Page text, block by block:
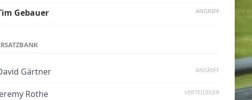
Gebauer ANGRIFF
Gärtner ANGRIFF
Rothe VERTEIDIGER